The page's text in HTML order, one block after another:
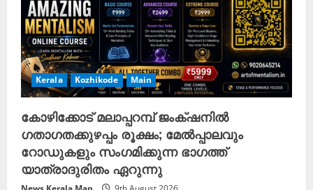
Kerala Kozhikode Main
കോഴിക്കോട് മലാപ്പറമ്പ് ജംക്‌ഷനിൽ
ഗതാഗതക്കുഴപ്പം രൂക്ഷം; മേൽപ്പാലവും
റോഡുകളും സംഗമിക്കുന്ന ഭാഗത്ത്
യാത്രാദുരിതം ഏറുന്നു